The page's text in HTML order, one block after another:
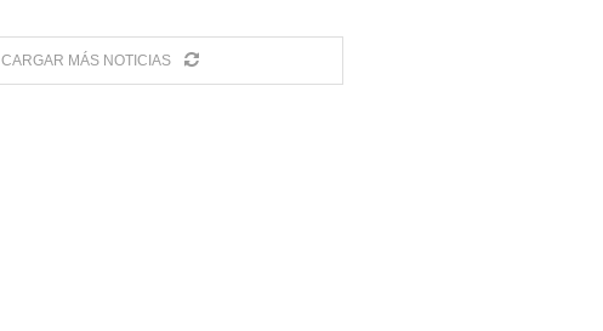
CARGAR MÁS NOTICIAS